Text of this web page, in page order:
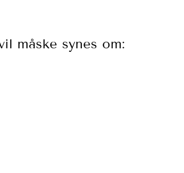
måske synes om: